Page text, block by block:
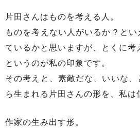
片田さんはものを考える人。
ものを考えない人がいるか？とい
ているかと思いますが、とくに考
というのが私の印象です。
その考えと、素敵だな、いいな
ら生まれる片田さんの形を、私は
作家の生み出す形。